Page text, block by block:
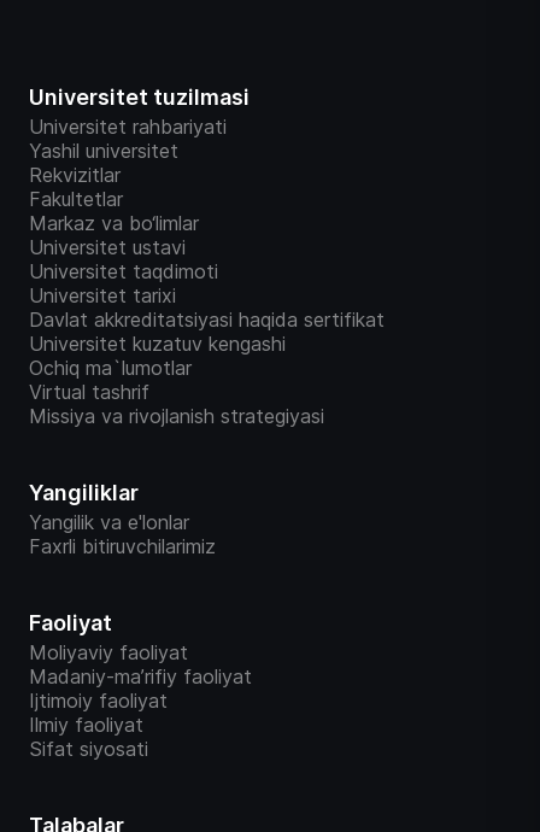
Universitet tuzilmasi
Universitet rahbariyati
Yashil universitet
Rekvizitlar
Fakultetlar
Markaz va bo‘limlar
Universitet ustavi
Universitet taqdimoti
Universitet tarixi
Davlat akkreditatsiyasi haqida sertifikat
Universitet kuzatuv kengashi
Ochiq ma`lumotlar
Virtual tashrif
Missiya va rivojlanish strategiyasi
Yangiliklar
Yangilik va e'lonlar
Faxrli bitiruvchilarimiz
Faoliyat
Moliyaviy faoliyat
Madaniy-ma’rifiy faoliyat
Ijtimoiy faoliyat
Ilmiy faoliyat
Sifat siyosati
Talabalar